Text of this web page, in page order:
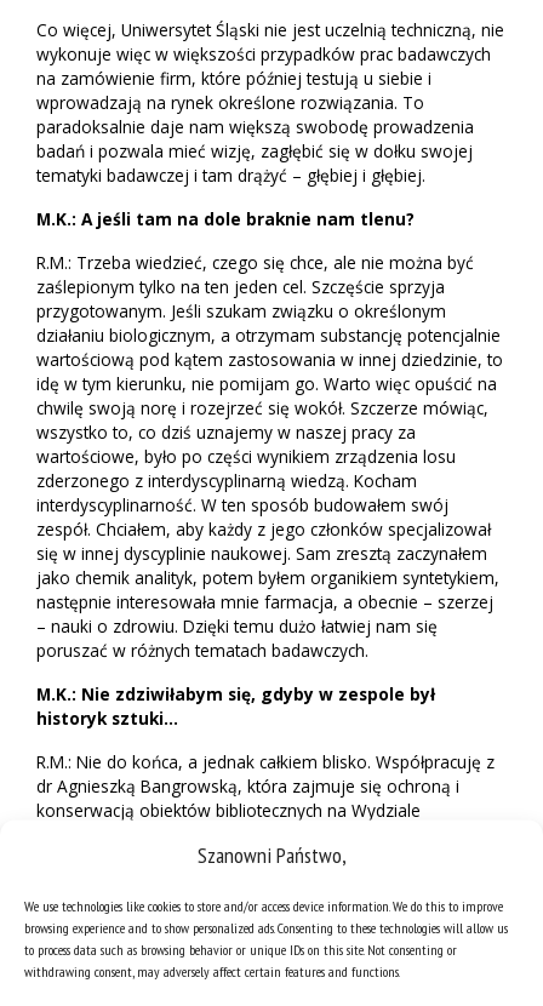
Szanowni Państwo,
We use technologies like cookies to store and/or access device information. We do this to improve
browsing experience and to show personalized ads. Consenting to these technologies will allow us
to process data such as browsing behavior or unique IDs on this site. Not consenting or
withdrawing consent, may adversely affect certain features and functions.
Co więcej, Uniwersytet Śląski nie jest uczelnią techniczną, nie
wykonuje więc w większości przypadków prac badawczych
na zamówienie firm, które później testują u siebie i
wprowadzają na rynek określone rozwiązania. To
paradoksalnie daje nam większą swobodę prowadzenia
badań i pozwala mieć wizję, zagłębić się w dołku swojej
tematyki badawczej i tam drążyć – głębiej i głębiej.
M.K.: A jeśli tam na dole braknie nam tlenu?
R.M.: Trzeba wiedzieć, czego się chce, ale nie można być
zaślepionym tylko na ten jeden cel. Szczęście sprzyja
przygotowanym. Jeśli szukam związku o określonym
działaniu biologicznym, a otrzymam substancję potencjalnie
wartościową pod kątem zastosowania w innej dziedzinie, to
idę w tym kierunku, nie pomijam go. Warto więc opuścić na
chwilę swoją norę i rozejrzeć się wokół. Szczerze mówiąc,
wszystko to, co dziś uznajemy w naszej pracy za
wartościowe, było po części wynikiem zrządzenia losu
zderzonego z interdyscyplinarną wiedzą. Kocham
interdyscyplinarność. W ten sposób budowałem swój
zespół. Chciałem, aby każdy z jego członków specjalizował
się w innej dyscyplinie naukowej. Sam zresztą zaczynałem
jako chemik analityk, potem byłem organikiem syntetykiem,
następnie interesowała mnie farmacja, a obecnie – szerzej
– nauki o zdrowiu. Dzięki temu dużo łatwiej nam się
poruszać w różnych tematach badawczych.
M.K.: Nie zdziwiłabym się, gdyby w zespole był
historyk sztuki…
R.M.: Nie do końca, a jednak całkiem blisko. Współpracuję z
dr Agnieszką Bangrowską, która zajmuje się ochroną i
konserwacją obiektów bibliotecznych na Wydziale
które będą wykazywały działanie grzybobójcze i posłużą
oraz zbiorów archiwalnych. Ciekawe zadanie. Trzeba znaleźć
substancję, która poradzi sobie z patogenami, nie uszkodzi
papieru i tuszu, a takżę nie będzie toksyczna dla środowiska
i człowieka. Dostaliśmy patent dla kilku związków, możemy